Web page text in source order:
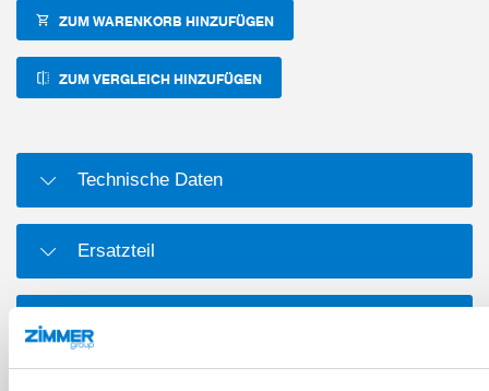
ZUM WARENKORB HINZUFÜGEN
ZUM VERGLEICH HINZUFÜGEN
Technische Daten
Ersatzteil